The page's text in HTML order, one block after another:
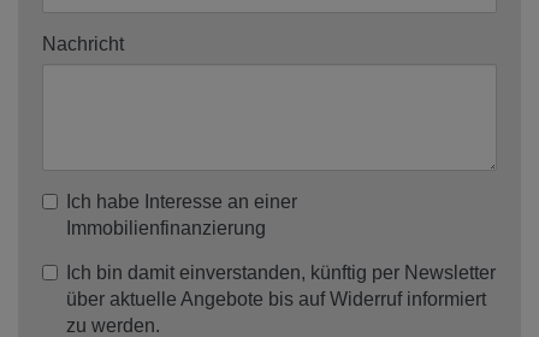
Nachricht
Ich habe Interesse an einer
Immobilienfinanzierung
Ich bin damit einverstanden, künftig per Newsletter
über aktuelle Angebote bis auf Widerruf informiert
zu werden.